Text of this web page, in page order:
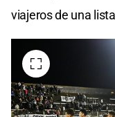
viajeros de una